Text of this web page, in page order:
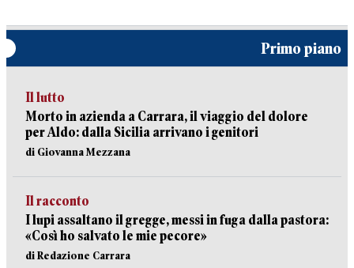
Primo piano
Il lutto
Morto in azienda a Carrara, il viaggio del dolore
per Aldo: dalla Sicilia arrivano i genitori
di Giovanna Mezzana
Il racconto
I lupi assaltano il gregge, messi in fuga dalla pastora:
«Così ho salvato le mie pecore»
di Redazione Carrara